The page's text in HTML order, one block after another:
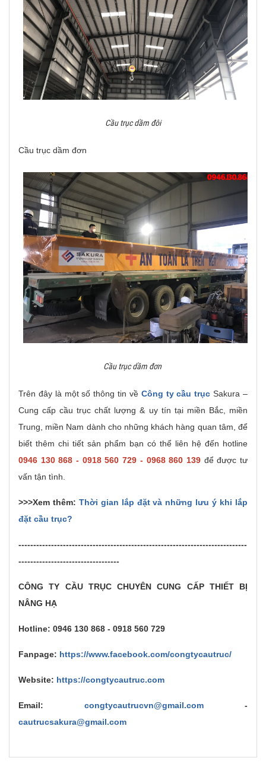
Cầu trục dầm đôi
Cầu trục dầm đơn
Cầu trục dầm đơn
Trên đây là một số thông tin về Công ty cầu trục Sakura –
Cung cấp cầu trục chất lượng & uy tín tại miền Bắc, miền
Trung, miền Nam dành cho những khách hàng quan tâm, để
biết thêm chi tiết sản phẩm bạn có thể liên hệ đến hotline
0946 130 868 - 0918 560 729 - 0968 860 139để được tư
vấn tận tình.
>>>Xem thêm: Thời gian lắp đặt và những lưu ý khi lắp
đặt cầu trục?
-----------------------------------------------------------------------------
----------------------------------
CÔNG TY CẦU TRỤC CHUYÊN CUNG CẤP THIẾT BỊ
NÂNG HẠ
Hotline: 0946 130 868 - 0918 560 729
Fanpage: https://www.facebook.com/congtycautruc/
Website: https://congtycautruc.com
Email: congtycautrucvn@gmail.com -
cautrucsakura@gmail.com